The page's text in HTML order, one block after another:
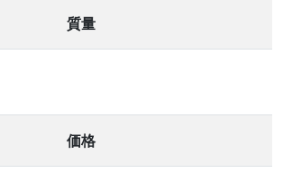
質量
価格